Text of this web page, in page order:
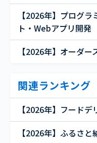
【2026年】プログ
ト・Webアプリ開発
【2026年】オーダー
関連ランキング
【2026年】フードデ
【2026年】ふるさと